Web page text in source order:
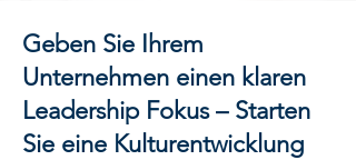
Geben Sie Ihrem
Unternehmen einen klaren
Leadership Fokus – Starten
Sie eine Kulturentwicklung